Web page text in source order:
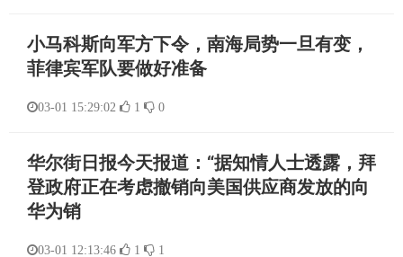
小马科斯向军方下令，南海局势一旦有变，
菲律宾军队要做好准备
03-01 15:29:02 1 0
华尔街日报今天报道：“据知情人士透露，拜
登政府正在考虑撤销向美国供应商发放的向
华为销
03-01 12:13:46 1 1